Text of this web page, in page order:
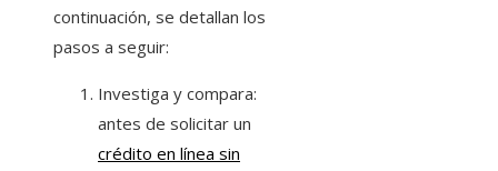
continuación, se detallan los
pasos a seguir:
Investiga y compara:
antes de solicitar un
crédito en línea sin